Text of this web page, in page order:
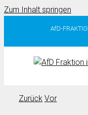
Zum Inhalt springen
AfD-
Zurück Vor